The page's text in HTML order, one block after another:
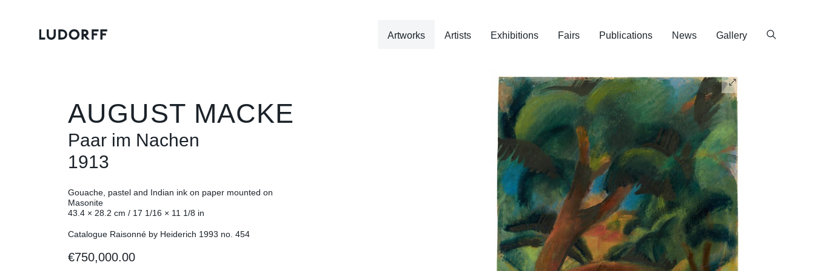
Artworks Artists Exhibitions Fairs Publications News Gallery
AUGUST MACKE
Paar im Nachen
1913
Gouache, pastel and Indian ink on paper mounted on
Masonite
43.4 × 28.2 cm / 17 1/16 × 11 1/8 in
Catalogue Raisonné by Heiderich 1993 no. 454
€750,000.00